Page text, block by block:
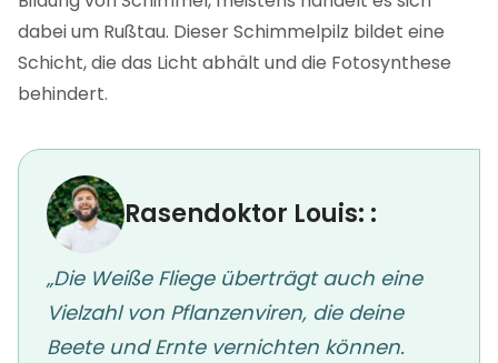
dabei um Rußtau. Dieser Schimmelpilz bildet eine
Schicht, die das Licht abhält und die Fotosynthese
behindert.
Rasendoktor Louis: :
„Die Weiße Fliege überträgt auch eine
Vielzahl von Pflanzenviren, die deine
Beete und Ernte vernichten können.